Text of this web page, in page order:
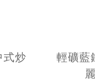
炒
輕礦藍